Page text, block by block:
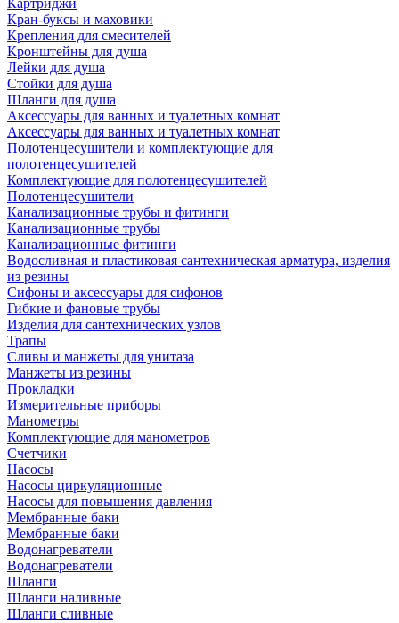
Картриджи
Кран-буксы и маховики
Крепления для смесителей
Кронштейны для душа
Лейки для душа
Стойки для душа
Шланги для душа
Аксессуары для ванных и туалетных комнат
Аксессуары для ванных и туалетных комнат
Полотенцесушители и комплектующие для
полотенцесушителей
Комплектующие для полотенцесушителей
Полотенцесушители
Канализационные трубы и фитинги
Канализационные трубы
Канализационные фитинги
Водосливная и пластиковая сантехническая арматура, изделия
из резины
Сифоны и аксессуары для сифонов
Гибкие и фановые трубы
Изделия для сантехнических узлов
Трапы
Сливы и манжеты для унитаза
Манжеты из резины
Прокладки
Измерительные приборы
Манометры
Комплектующие для манометров
Счетчики
Насосы
Насосы циркуляционные
Насосы для повышения давления
Мембранные баки
Мембранные баки
Водонагреватели
Водонагреватели
Шланги
Шланги наливные
Шланги сливные